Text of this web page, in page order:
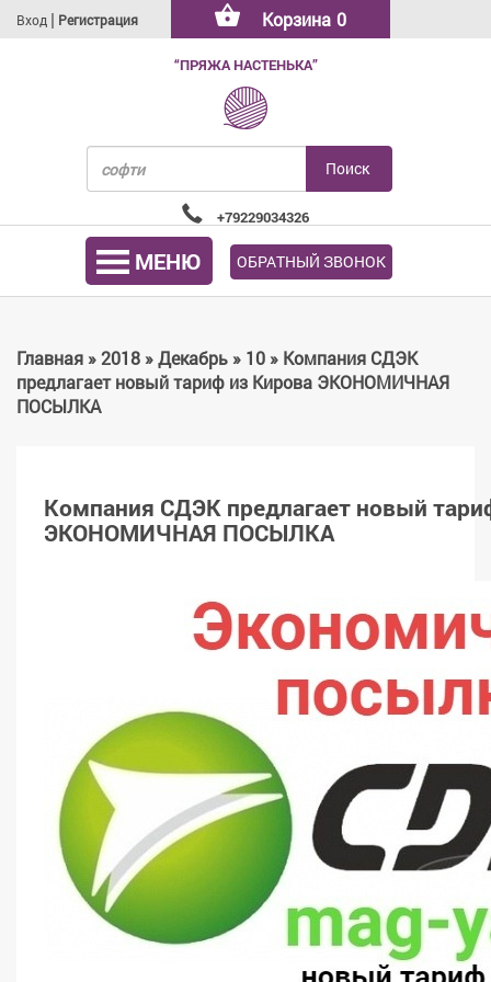
Вход | Регистрация Корзина 0
“ПРЯЖА НАСТЕНЬКА”
+79229034326
МЕНЮ ОБРАТНЫЙ ЗВОНОК
Главная»2018»Декабрь» 10» Компания СДЭК
предлагает новый тариф из Кирова ЭКОНОМИЧНАЯ
ПОСЫЛКА
Компания СДЭК предлагает новый
ЭКОНОМИЧНАЯ ПОСЫЛКА